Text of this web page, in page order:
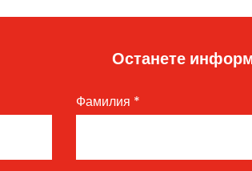
Останете
Фамилия *